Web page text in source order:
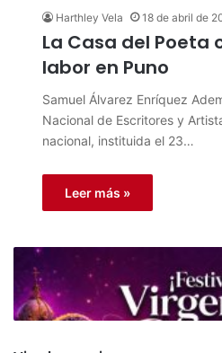
Harthley Vela 18 de abril de
La Casa del Poeta
labor en Puno
Samuel Álvarez Enríquez
Nacional de Escritores y
nacional, instituida el 23…
Leer más »